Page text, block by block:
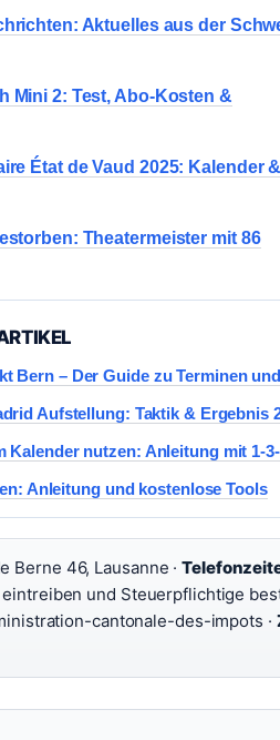
Aktuelles aus der
Mini 2: Test, Abo-Kosten &
État de Vaud 2025: Kalender
Theatermeister mit 86
Bern – Der Guide zu Terminen
Aufstellung: Taktik & Ergebnis
Kalender nutzen: Anleitung mit 1-
Anleitung und kostenlose Tools
Berne 46, Lausanne ·
und Steuerpflichtige
cantonale-des-impots ·